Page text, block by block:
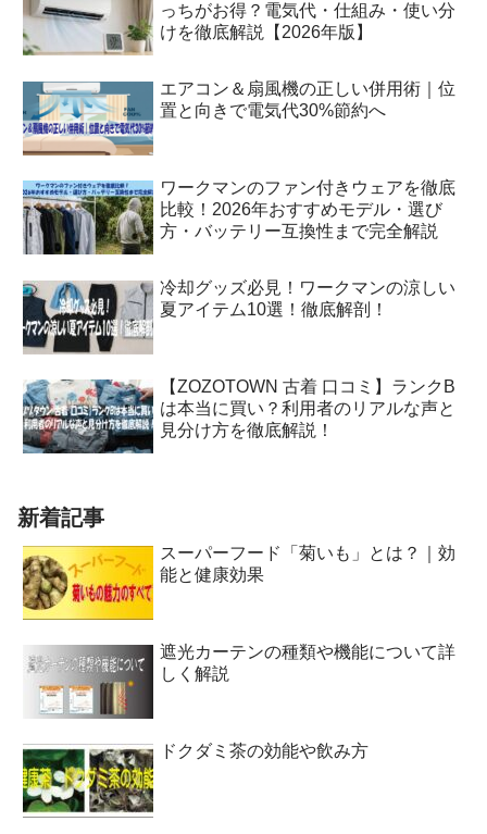
っちがお得？電気代・仕組み・使い分
けを徹底解説【2026年版】
エアコン＆扇風機の正しい併用術｜位
置と向きで電気代30%節約へ
ワークマンのファン付きウェアを徹底
比較！2026年おすすめモデル・選び
方・バッテリー互換性まで完全解説
冷却グッズ必見！ワークマンの涼しい
夏アイテム10選！徹底解剖！
【ZOZOTOWN 古着 口コミ】ランクB
は本当に買い？利用者のリアルな声と
見分け方を徹底解説！
新着記事
スーパーフード「菊いも」とは？｜効
能と健康効果
遮光カーテンの種類や機能について詳
しく解説
ドクダミ茶の効能や飲み方